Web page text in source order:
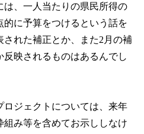
は、一人当たりの県民所得の
に予算をつけるという話を
れた補正とか、また2月の補
映されるものはあるんでし
ロジェクトについては、来年
組み等を含めてお示ししなけ